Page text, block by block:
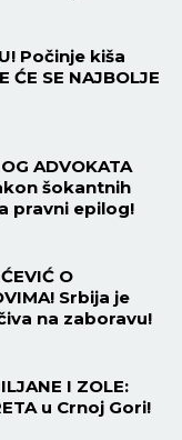
Počinje kiša
ĆE SE NAJBOLJE
ADVOKATA
šokantnih
pravni epilog!
O
Srbija je
na zaboravu!
I ZOLE:
u Crnoj Gori!